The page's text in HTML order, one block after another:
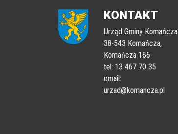
KONTAKT
Urząd Gminy Komańcza
38-543 Komańcza,
Komańcza 166
tel: 13 467 70 35
email:
urzad@komancza.pl